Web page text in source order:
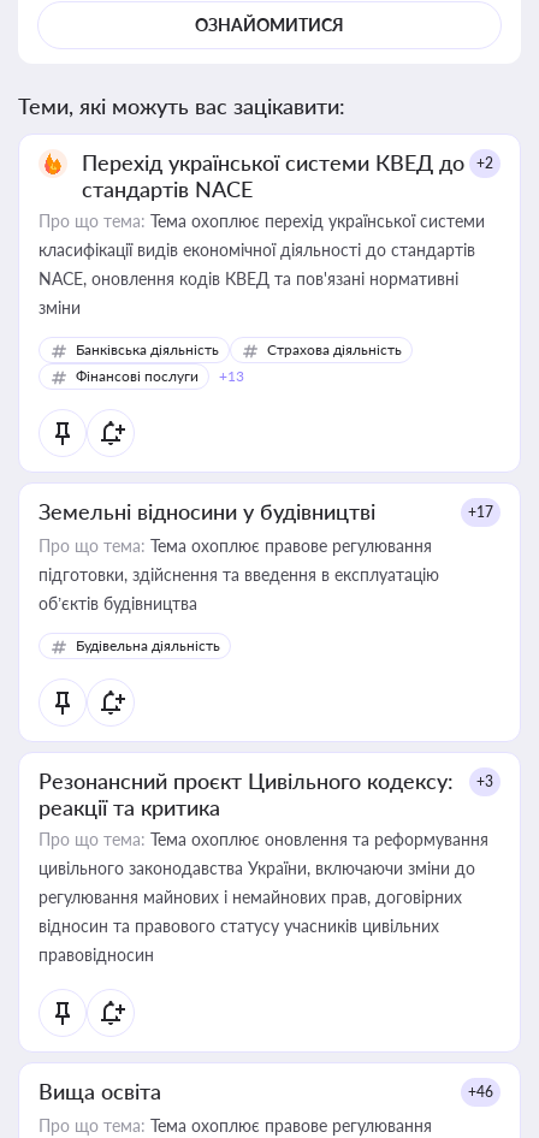
ОЗНАЙОМИТИСЯ
Теми, які можуть вас зацікавити:
Перехід української системи КВЕД до
стандартів NACE
+2
Про що тема: Тема охоплює перехід української системи
класифікації видів економічної діяльності до стандартів
NACE, оновлення кодів КВЕД та пов'язані нормативні
зміни
Банківська діяльність
Страхова діяльність
Фінансові послуги
+13
Земельні відносини у будівництві +17
Про що тема: Тема охоплює правове регулювання
підготовки, здійснення та введення в експлуатацію
об’єктів будівництва
Будівельна діяльність
Резонансний проєкт Цивільного кодексу:
реакції та критика
+3
Про що тема: Тема охоплює оновлення та реформування
цивільного законодавства України, включаючи зміни до
регулювання майнових і немайнових прав, договірних
відносин та правового статусу учасників цивільних
правовідносин
Вища освіта +46
Про що тема: Тема охоплює правове регулювання